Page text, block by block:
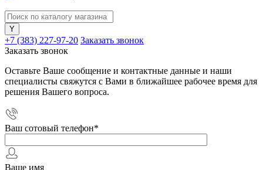
+7 (383) 227-97-20 Заказать звонок
Заказать звонок
Оставьте Ваше сообщение и контактные данные и наши
специалисты свяжутся с Вами в ближайшее рабочее время для
решения Вашего вопроса.
Ваш сотовый телефон*
Ваше имя